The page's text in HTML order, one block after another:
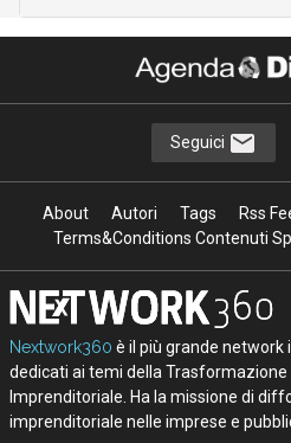
Seguici
About Autori Tags Rss
Terms&Conditions Contenuti
Nextwork360 è il più grande network
dedicati ai temi della Trasformazione
Imprenditoriale. Ha la missione di
imprenditoriale nelle imprese e